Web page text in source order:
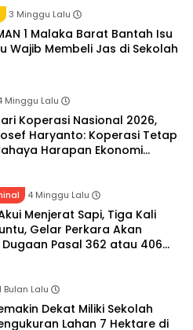
3 Minggu Lalu
1 Malaka Barat Bantah Isu
Wajib Membeli Jas di Sekolah
Minggu Lalu
Koperasi Nasional 2026,
Haryanto: Koperasi Tetap
Harapan Ekonomi
4 Minggu Lalu
Menjerat Sapi, Tiga Kali
Gelar Perkara Akan
Pasal 362 atau 406
1 Bulan Lalu
Dekat Miliki Sekolah
Lahan 7 Hektare di